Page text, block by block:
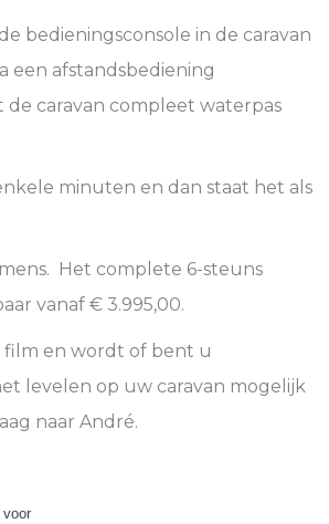
bedieningsconsole in de caravan
een afstandsbediening
de caravan compleet waterpas
minuten en dan staat het als
Het complete 6-steuns
vanaf € 3.995,00.
film en wordt of bent u
levelen op uw caravan mogelijk
naar André.